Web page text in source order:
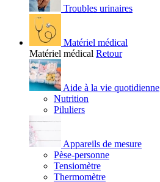
Troubles urinaires
Matériel médical
Matériel médical Retour
Aide à la vie quotidienne
Nutrition
Piluliers
Appareils de mesure
Pèse-personne
Tensiomètre
Thermomètre